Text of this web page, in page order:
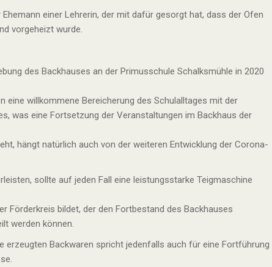
einer Lehrerin, der mit dafür gesorgt hat, dass der Ofen
vorgeheizt wurde.
des Backhauses an der Primusschule Schalksmühle in 2020
eine willkommene Bereicherung des Schulalltages mit der
was eine Fortsetzung der Veranstaltungen im Backhaus der
hängt natürlich auch von der weiteren Entwicklung der Corona-
sollte auf jeden Fall eine leistungsstarke Teigmaschine
bildet, der den Fortbestand des Backhauses
werden können.
erzeugten Backwaren spricht jedenfalls auch für eine Fortführung